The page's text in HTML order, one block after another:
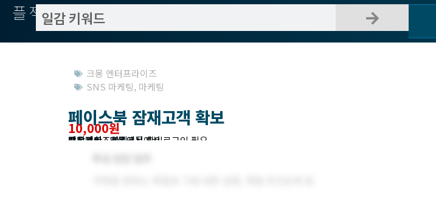
플젝서치
크몽 엔터프라이즈
SNS 마케팅, 마케팅
페이스북 잠재고객 확보
10,000원
작업방식 : 외주
모집기한 : 크몽에서 확인
예상기간 : 30일
프로젝트조회 : 크몽에서 로그인 필요
받은제안 : 크몽에서 확인